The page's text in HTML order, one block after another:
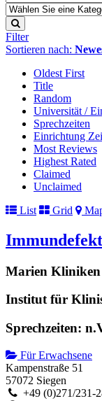
Filter
Sortieren nach:
Oldest First
Title
Random
Universität /
Sprechzeiten
Einrichtung
Most Reviews
Highest Rated
Claimed
Unclaimed
List
Grid
Marien Kliniken
Institut für
Sprechzeiten:
Für Erwachsene
Kampenstraße 51
57072 Siegen
+49 (0)271/231-